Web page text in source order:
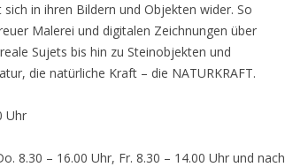
in ihren Bildern und Objekten wider. So
Malerei und digitalen Zeichnungen über
Sujets bis hin zu Steinobjekten und
die natürliche Kraft – die NATURKRAFT.
Uhr
8.30 – 16.00 Uhr, Fr. 8.30 – 14.00 Uhr und nach